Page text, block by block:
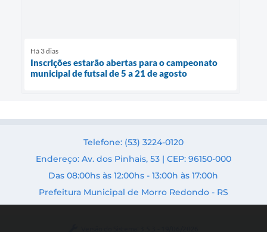
Há 3 dias
Inscrições estarão abertas para o campeonato
municipal de futsal de 5 a 21 de agosto
Telefone: (53) 3224-0120
Endereço: Av. dos Pinhais, 53 | CEP: 96150-000
Das 08:00hs às 12:00hs - 13:00h às 17:00h
Prefeitura Municipal de Morro Redondo - RS